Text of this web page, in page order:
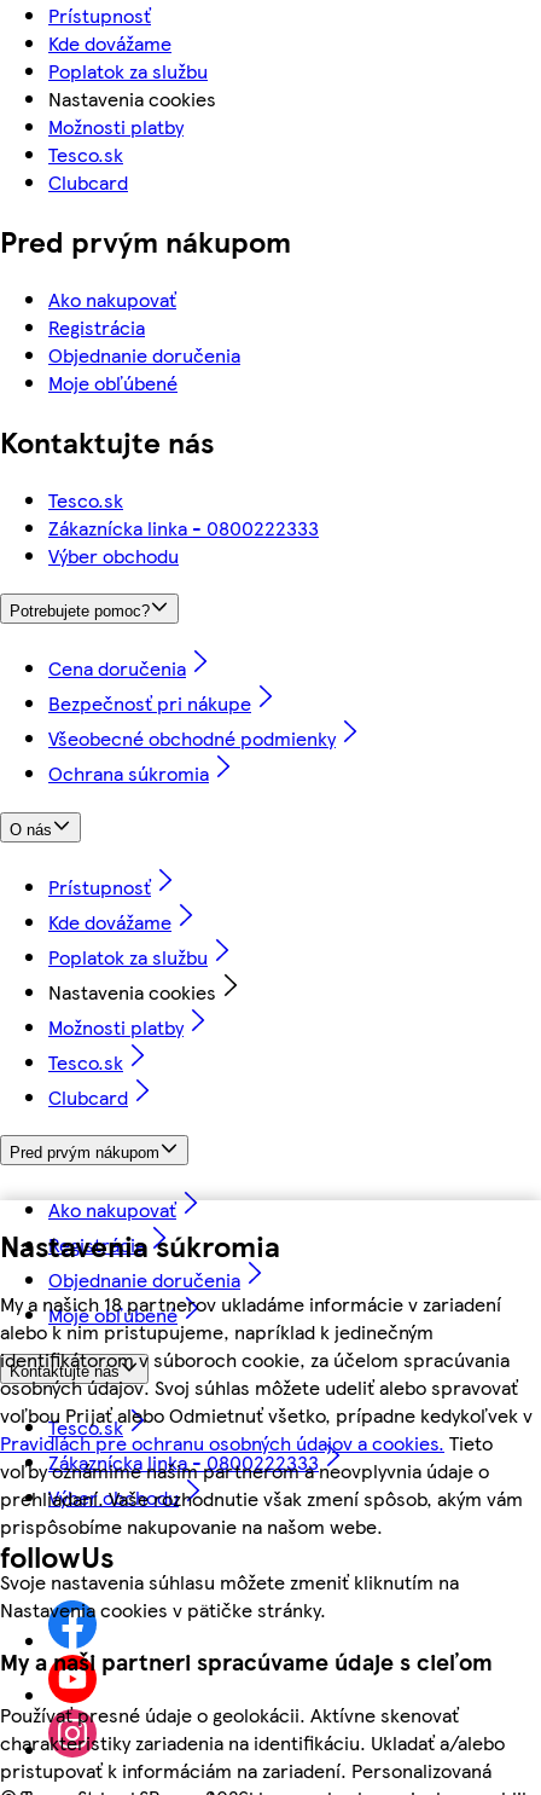
Nastavenia súkromia
My a našich 18 partnerov ukladáme informácie v zariadení
alebo k nim pristupujeme, napríklad k jedinečným
identifikátorom v súboroch cookie, za účelom spracúvania
osobných údajov. Svoj súhlas môžete udeliť alebo spravovať
voľbou Prijať alebo Odmietnuť všetko, prípadne kedykoľvek v
Pravidlách pre ochranu osobných údajov a cookies. Tieto
voľby oznámime našim partnerom a neovplyvnia údaje o
prehliadaní. Vaše rozhodnutie však zmení spôsob, akým vám
prispôsobíme nakupovanie na našom webe.
Svoje nastavenia súhlasu môžete zmeniť kliknutím na
Nastavenia cookies v pätičke stránky.
My a naši partneri spracúvame údaje s cieľom
Používať presné údaje o geolokácii. Aktívne skenovať
charakteristiky zariadenia na identifikáciu. Ukladať a/alebo
pristupovať k informáciám na zariadení. Personalizovaná
Prístupnosť
Kde dovážame
Poplatok za službu
Nastavenia cookies
Možnosti platby
Tesco.sk
Clubcard
Pred prvým nákupom
Ako nakupovať
Registrácia
Objednanie doručenia
Moje obľúbené
Kontaktujte nás
Tesco.sk
Zákaznícka linka - 0800222333
Výber obchodu
Potrebujete pomoc?
Cena doručenia
Bezpečnosť pri nákupe
Všeobecné obchodné podmienky
Ochrana súkromia
O nás
Prístupnosť
Kde dovážame
Poplatok za službu
Nastavenia cookies
Možnosti platby
Tesco.sk
Clubcard
Pred prvým nákupom
Ako nakupovať
Registrácia
Objednanie doručenia
Moje obľúbené
Kontaktujte nás
Tesco.sk
Zákaznícka linka - 0800222333
Výber obchodu
followUs